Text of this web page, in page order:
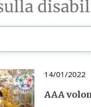
14/01/2022
AAA